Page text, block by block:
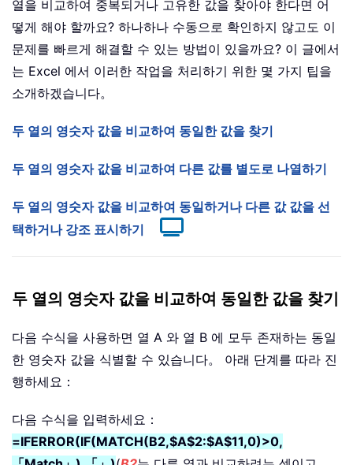
열을 비교하여 중복되거나 고유한 값을 찾아야 한다면 어
떻게 해야 할까요? 하나하나 수동으로 확인하지 않고도 이
문제를 빠르게 해결할 수 있는 방법이 있을까요? 이 글에서
는 Excel 에서 이러한 작업을 처리하기 위한 몇 가지 팁을
소개하겠습니다。
두 열의 영숫자 값을 비교하여 동일한 값을 찾기
두 열의 영숫자 값을 비교하여 다른 값를 별도로 나열하기
두 열의 영숫자 값을 비교하여 동일하거나 다른 값 값을 선
택하거나 강조 표시하기
두 열의 영숫자 값을 비교하여 동일한 값을 찾기
다음 수식을 사용하면 열 A 와 열 B 에 모두 존재하는 동일
한 영숫자 값을 식별할 수 있습니다。 아래 단계를 따라 진
행하세요：
다음 수식을 입력하세요：
=IFERROR(IF(MATCH(B2,$A$2:$A$11,0)>0,